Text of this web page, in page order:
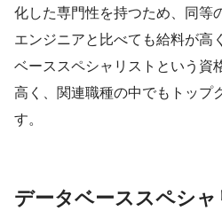
化した専門性を持つため、同等
エンジニアと比べても給料が高
ベーススペシャリストという資
高く、関連職種の中でもトップ
す。
データベーススペシ